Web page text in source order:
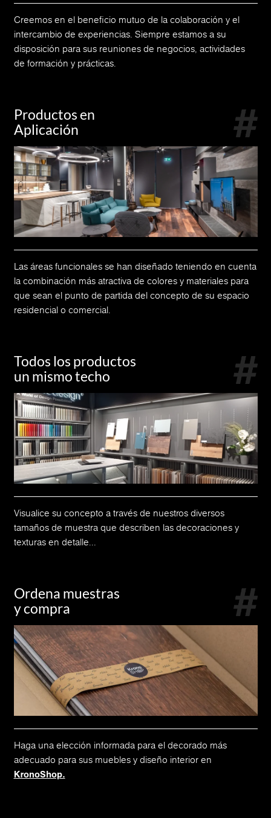
Creemos en el beneficio mutuo de la colaboración y el
intercambio de experiencias. Siempre estamos a su
disposición para sus reuniones de negocios, actividades
de formación y prácticas.
Productos en
Aplicación
Las áreas funcionales se han diseñado teniendo en cuenta
la combinación más atractiva de colores y materiales para
que sean el punto de partida del concepto de su espacio
residencial o comercial.
Todos los productos
un mismo techo
Visualice su concepto a través de nuestros diversos
tamaños de muestra que describen las decoraciones y
texturas en detalle...
Ordena muestras
y compra
Haga una elección informada para el decorado más
adecuado para sus muebles y diseño interior en
KronoShop.